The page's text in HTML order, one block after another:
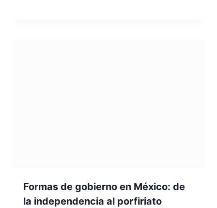
Formas de gobierno en México: de
la independencia al porfiriato